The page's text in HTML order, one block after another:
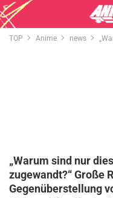
TOP Anime news
„Warum sind nur
zugewandt?“ Große
Gegenüberstellung